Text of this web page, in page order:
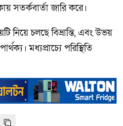
সতর্কবার্তা জারি করে।
নিয়ে চলছে বিভ্রান্তি, এবং উভয়
মধ্যপ্রাচ্যে পরিস্থিতি